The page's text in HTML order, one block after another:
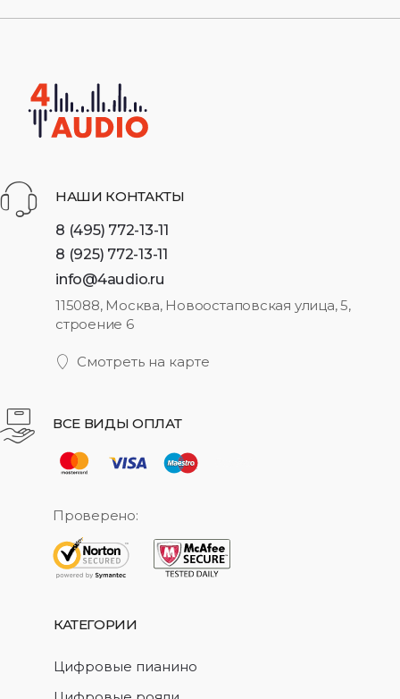
НАШИ КОНТАКТЫ
8 (495) 772-13-11
8 (925) 772-13-11
info@4audio.ru
115088, Москва, Новоостаповская улица, 5,
строение 6
Смотреть на карте
ВСЕ ВИДЫ ОПЛАТ
Проверено:
КАТЕГОРИИ
Цифровые пианино